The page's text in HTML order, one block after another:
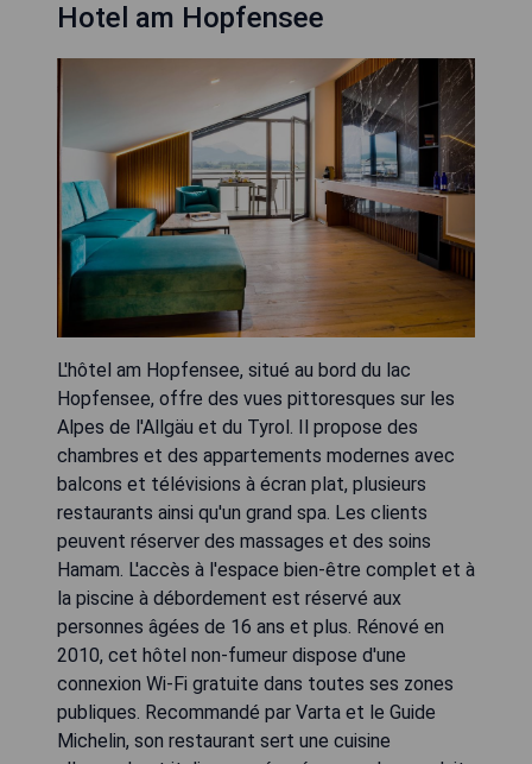
Hotel am Hopfensee
L'hôtel am Hopfensee, situé au bord du lac
Hopfensee, offre des vues pittoresques sur les
Alpes de l'Allgäu et du Tyrol. Il propose des
chambres et des appartements modernes avec
balcons et télévisions à écran plat, plusieurs
restaurants ainsi qu'un grand spa. Les clients
peuvent réserver des massages et des soins
Hamam. L'accès à l'espace bien-être complet et à
la piscine à débordement est réservé aux
personnes âgées de 16 ans et plus. Rénové en
2010, cet hôtel non-fumeur dispose d'une
connexion Wi-Fi gratuite dans toutes ses zones
publiques. Recommandé par Varta et le Guide
Michelin, son restaurant sert une cuisine